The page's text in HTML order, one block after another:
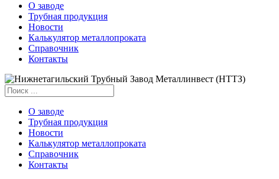
О заводе
Трубная продукция
Новости
Калькулятор металлопроката
Справочник
Контакты
О заводе
Трубная продукция
Новости
Калькулятор металлопроката
Справочник
Контакты